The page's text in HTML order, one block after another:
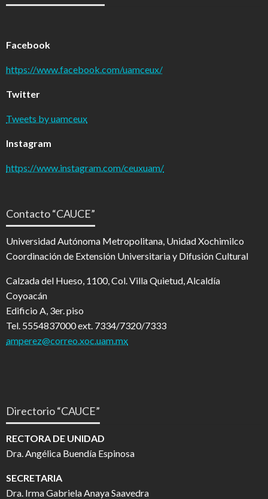
Facebook
https://www.facebook.com/uamceux/
Twitter
Tweets by uamceux
Instagram
https://www.instagram.com/ceuxuam/
Contacto “CAUCE”
Universidad Autónoma Metropolitana, Unidad Xochimilco
Coordinación de Extensión Universitaria y Difusión Cultural
Calzada del Hueso, 1100, Col. Villa Quietud, Alcaldía
Coyoacán
Edificio A, 3er. piso
Tel. 5554837000 ext. 7334/7320/7333
amperez@correo.xoc.uam.mx
Directorio “CAUCE”
RECTORA DE UNIDAD
Dra. Angélica Buendía Espinosa
SECRETARIA
Dra. Irma Gabriela Anaya Saavedra